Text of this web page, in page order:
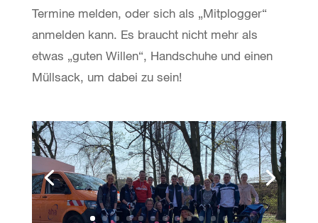
Termine melden, oder sich als „Mitplogger“
anmelden kann. Es braucht nicht mehr als
etwas „guten Willen“, Handschuhe und einen
Müllsack, um dabei zu sein!